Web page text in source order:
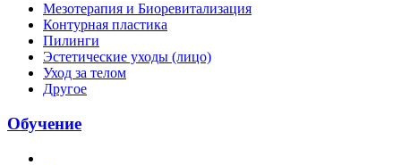
Мезотерапия и Биоревитализация
Контурная пластика
Пилинги
Эстетические уходы (лицо)
Уход за телом
Другое
Обучение